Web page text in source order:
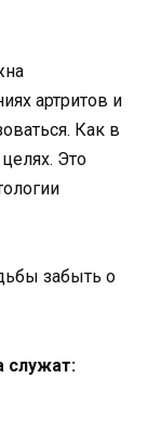
артритов и
Как в
Это
служат: